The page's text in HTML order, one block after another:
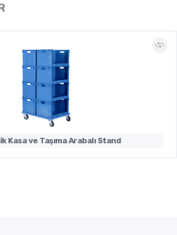
Kasa ve Taşıma Arabalı Stand